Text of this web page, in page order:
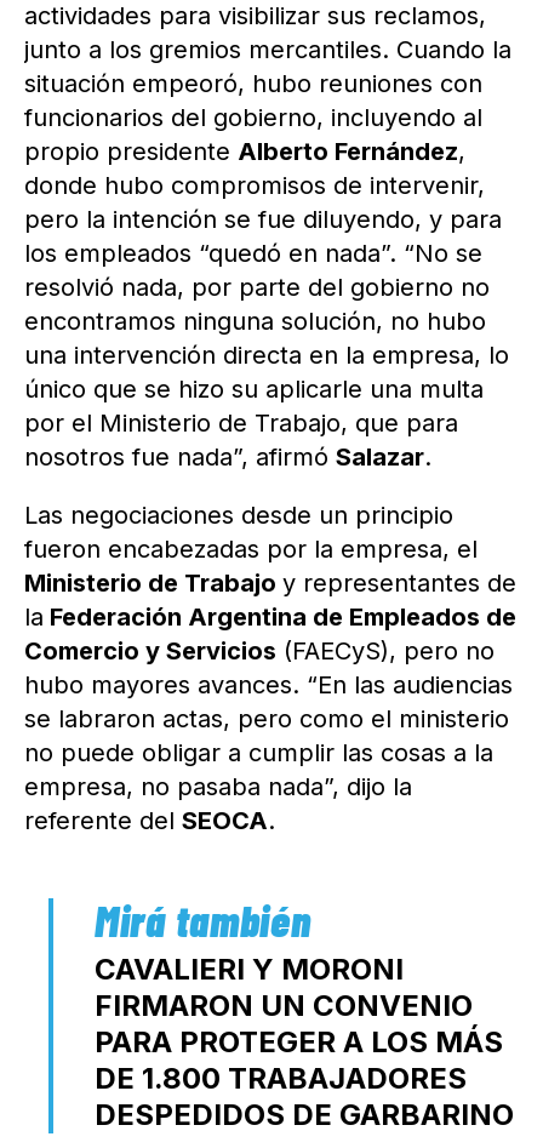
actividades para visibilizar sus reclamos,
junto a los gremios mercantiles. Cuando la
situación empeoró, hubo reuniones con
funcionarios del gobierno, incluyendo al
propio presidente Alberto Fernández,
donde hubo compromisos de intervenir,
pero la intención se fue diluyendo, y para
los empleados “quedó en nada”. “No se
resolvió nada, por parte del gobierno no
encontramos ninguna solución, no hubo
una intervención directa en la empresa, lo
único que se hizo su aplicarle una multa
por el Ministerio de Trabajo, que para
nosotros fue nada”, afirmó Salazar.
Las negociaciones desde un principio
fueron encabezadas por la empresa, el
Ministerio de Trabajo y representantes de
la Federación Argentina de Empleados de
Comercio y Servicios (FAECyS), pero no
hubo mayores avances. “En las audiencias
se labraron actas, pero como el ministerio
no puede obligar a cumplir las cosas a la
empresa, no pasaba nada”, dijo la
referente del SEOCA.
CAVALIERI Y MORONI
FIRMARON UN CONVENIO
PARA PROTEGER A LOS MÁS
DE 1.800 TRABAJADORES
DESPEDIDOS DE GARBARINO